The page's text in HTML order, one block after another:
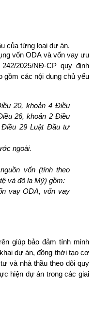
của từng loại dự án.
vốn ODA và vốn vay ưu
2025/NĐ-CP quy định
gồm các nội dung chủ yếu
20, khoản 4 Điều
26, khoản 2 Điều
29 Luật Đầu tư
ngoài.
vốn (tính theo
và đô la Mỹ) gồm:
vay ODA, vốn vay
giúp bảo đảm tính minh
dự án, đồng thời tạo cơ
và nhà thầu theo dõi quy
hiện dự án trong các giai